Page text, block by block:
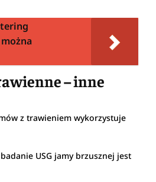
– inne
z trawieniem wykorzystuje
USG jamy brzusznej jest